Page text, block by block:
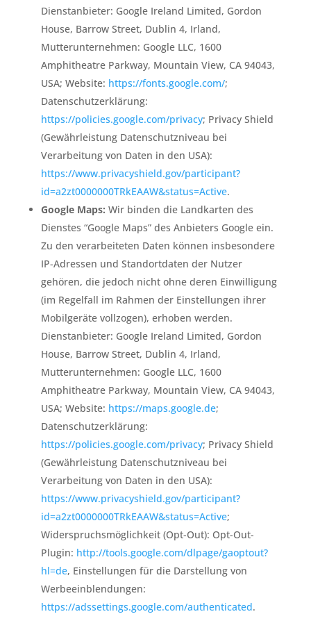
Dienstanbieter: Google Ireland Limited, Gordon
House, Barrow Street, Dublin 4, Irland,
Mutterunternehmen: Google LLC, 1600
Amphitheatre Parkway, Mountain View, CA 94043,
USA; Website: https://fonts.google.com/;
Datenschutzerklärung:
https://policies.google.com/privacy; Privacy Shield
(Gewährleistung Datenschutzniveau bei
Verarbeitung von Daten in den USA):
https://www.privacyshield.gov/participant?
id=a2zt0000000TRkEAAW&status=Active.
Google Maps: Wir binden die Landkarten des
Dienstes “Google Maps” des Anbieters Google ein.
Zu den verarbeiteten Daten können insbesondere
IP-Adressen und Standortdaten der Nutzer
gehören, die jedoch nicht ohne deren Einwilligung
(im Regelfall im Rahmen der Einstellungen ihrer
Mobilgeräte vollzogen), erhoben werden.
Dienstanbieter: Google Ireland Limited, Gordon
House, Barrow Street, Dublin 4, Irland,
Mutterunternehmen: Google LLC, 1600
Amphitheatre Parkway, Mountain View, CA 94043,
USA; Website: https://maps.google.de;
Datenschutzerklärung:
https://policies.google.com/privacy; Privacy Shield
(Gewährleistung Datenschutzniveau bei
Verarbeitung von Daten in den USA):
https://www.privacyshield.gov/participant?
id=a2zt0000000TRkEAAW&status=Active;
Widerspruchsmöglichkeit (Opt-Out): Opt-Out-
Plugin: http://tools.google.com/dlpage/gaoptout?
hl=de, Einstellungen für die Darstellung von
Werbeeinblendungen:
https://adssettings.google.com/authenticated.